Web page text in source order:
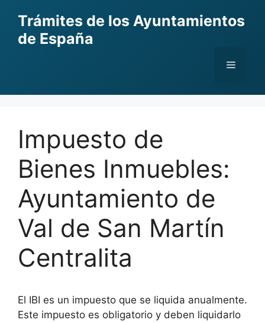
content
Trámites de los Ayuntamientos
de España
Menu
Impuesto de
Bienes Inmuebles:
Ayuntamiento de
Val de San Martín
Centralita
El IBI es un impuesto que se liquida anualmente.
Este impuesto es obligatorio y deben liquidarlo